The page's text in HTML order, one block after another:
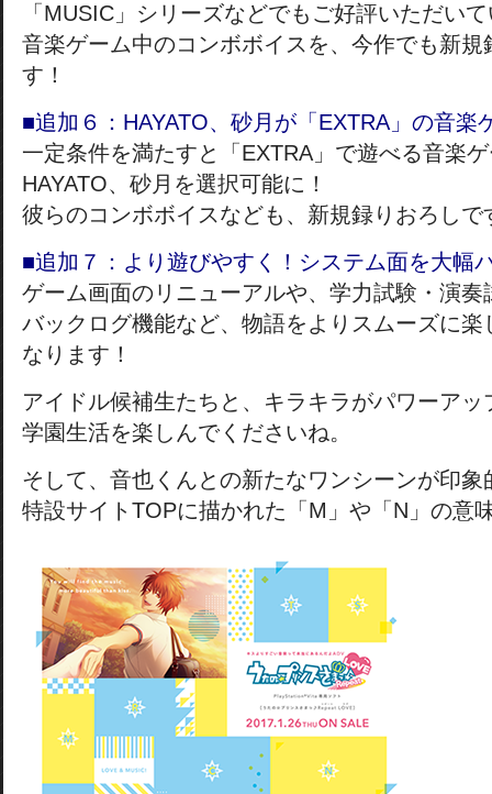
「MUSIC」シリーズなどでもご好評いただい
音楽ゲーム中のコンボボイスを、今作でも新
す！
■追加６：HAYATO、砂月が「EXTRA」の音楽
一定条件を満たすと「EXTRA」で遊べる音楽
HAYATO、砂月を選択可能に！
彼らのコンボボイスなども、新規録りおろしで
■追加７：より遊びやすく！システム面を大幅
ゲーム画面のリニューアルや、学力試験・演奏
バックログ機能など、物語をよりスムーズに楽
なります！
アイドル候補生たちと、キラキラがパワーアッ
学園生活を楽しんでくださいね。
そして、音也くんとの新たなワンシーンが印象
特設サイトTOPに描かれた「M」や「N」の